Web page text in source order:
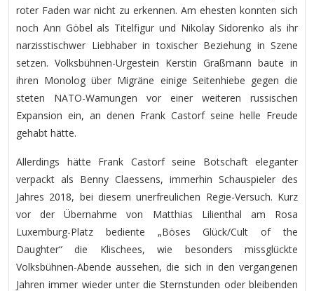
roter Faden war nicht zu erkennen. Am ehesten konnten sich
noch Ann Göbel als Titelfigur und Nikolay Sidorenko als ihr
narzisstischwer Liebhaber in toxischer Beziehung in Szene
setzen. Volksbühnen-Urgestein Kerstin Graßmann baute in
ihren Monolog über Migräne einige Seitenhiebe gegen die
steten NATO-Warnungen vor einer weiteren russischen
Expansion ein, an denen Frank Castorf seine helle Freude
gehabt hätte.
Allerdings hätte Frank Castorf seine Botschaft eleganter
verpackt als Benny Claessens, immerhin Schauspieler des
Jahres 2018, bei diesem unerfreulichen Regie-Versuch. Kurz
vor der Übernahme von Matthias Lilienthal am Rosa
Luxemburg-Platz bediente „Böses Glück/Cult of the
Daughter“ die Klischees, wie besonders missglückte
Volksbühnen-Abende aussehen, die sich in den vergangenen
Jahren immer wieder unter die Sternstunden oder bleibenden